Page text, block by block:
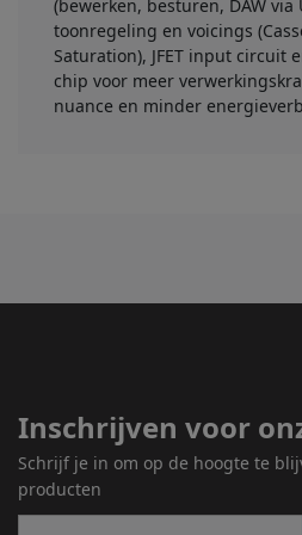
(bewerken, besturen, DAW via
toonregeling en voicings
Saturation), JFET input circuit
chip voor meer
nuance en minder
Inschrijven voor
Schrijf je in om op de hoogte te
producten